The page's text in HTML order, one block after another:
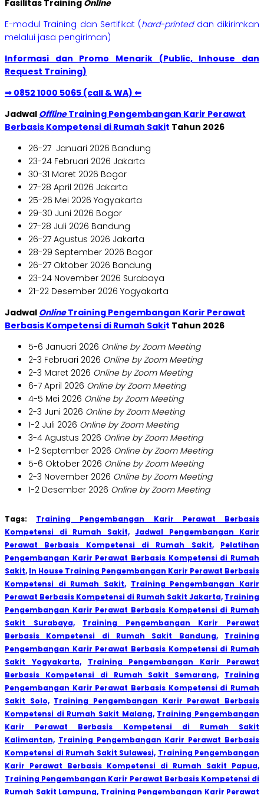
Fasilitas Training Online
E-modul Training dan Sertifikat (hard-printeddan dikirimkan
melalui jasa pengiriman)
Informasi dan Promo Menarik (Public, Inhouse dan
Request Training)
⇒ 0852 1000 5065 (call & WA) ⇐
Jadwal OfflineTraining Pengembangan Karir Perawat
Berbasis Kompetensi di Rumah Sakit Tahun 2026
26-27 Januari 2026 Bandung
23-24 Februari 2026 Jakarta
30-31 Maret 2026 Bogor
27-28 April 2026 Jakarta
25-26 Mei 2026 Yogyakarta
29-30 Juni 2026 Bogor
27-28 Juli 2026 Bandung
26-27 Agustus 2026 Jakarta
28-29 September 2026 Bogor
26-27 Oktober 2026 Bandung
23-24 November 2026 Surabaya
21-22 Desember 2026 Yogyakarta
Jadwal OnlineTraining Pengembangan Karir Perawat
Berbasis Kompetensi di Rumah Sakit Tahun 2026
5-6 Januari 2026 Online by Zoom Meeting
2-3 Februari 2026 Online by Zoom Meeting
2-3 Maret 2026 Online by Zoom Meeting
6-7 April 2026 Online by Zoom Meeting
4-5 Mei 2026 Online by Zoom Meeting
2-3 Juni 2026 Online by Zoom Meeting
1-2 Juli 2026 Online by Zoom Meeting
3-4 Agustus 2026 Online by Zoom Meeting
1-2 September 2026 Online by Zoom Meeting
5-6 Oktober 2026 Online by Zoom Meeting
2-3 November 2026 Online by Zoom Meeting
1-2 Desember 2026 Online by Zoom Meeting
Tags:
Training Pengembangan Karir Perawat Berbasis
Kompetensi di Rumah Sakit, Jadwal Pengembangan Karir
Perawat Berbasis Kompetensi di Rumah Sakit,
Pelatihan
Pengembangan Karir Perawat Berbasis Kompetensi di Rumah
Sakit, In House Training Pengembangan Karir Perawat Berbasis
Kompetensi di Rumah Sakit, Training Pengembangan Karir
Perawat Berbasis Kompetensi di Rumah Sakit Jakarta, Training
Pengembangan Karir Perawat Berbasis Kompetensi di Rumah
Sakit Surabaya,
Training Pengembangan Karir Perawat
Berbasis Kompetensi di Rumah Sakit Bandung,
Training
Pengembangan Karir Perawat Berbasis Kompetensi di Rumah
Sakit Yogyakarta,
Training Pengembangan Karir Perawat
Berbasis Kompetensi di Rumah Sakit Semarang,
Training
Pengembangan Karir Perawat Berbasis Kompetensi di Rumah
Sakit Solo, Training Pengembangan Karir Perawat Berbasis
Kompetensi di Rumah Sakit Malang, Training Pengembangan
Karir Perawat Berbasis Kompetensi di Rumah Sakit
Kalimantan, Training Pengembangan Karir Perawat Berbasis
Kompetensi di Rumah Sakit Sulawesi, Training Pengembangan
Karir Perawat Berbasis Kompetensi di Rumah Sakit Papua,
Training Pengembangan Karir Perawat Berbasis Kompetensi di
Rumah Sakit Lampung, Training Pengembangan Karir Perawat